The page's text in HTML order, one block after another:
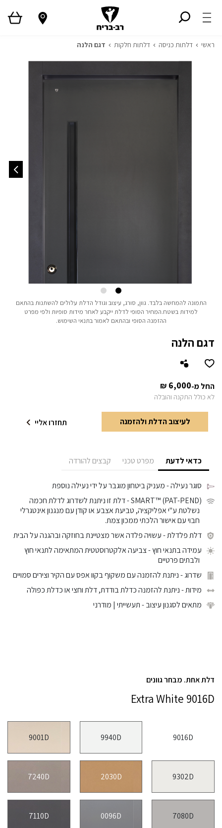
ראשי דלתות כניסה דלתות חלקות דגם הלנה
דגם הלנה
החל מ- ₪ 6,000
לא כולל התקנה והובלה
לעיצוב הדלת ולהזמנה תחזרו אליי
כדאי לדעת מפרט טכני קבצים להורדה
סוגר נעילה- מעניק ביטחון מוגבר על ידי נעילה נוספת
SMART™ (PAT-PEND)- דלת זו ניתנת לשדרוג לדלת חכמה
נשלטת ע"י אפליקציה, טביעת אצבע או קודן עם מנגנון אינטגרלי
חבוי עם אישור הלכתי ממכון צמת.
דלת פלדלת- עשויה פלדה אשר מצטיינת בחוזקה ובהגנה על הבית
עמידה בתנאי חוץ- צביעה אלקטרוסטטית המתאימה לתנאי חוץ
ולבתים פרטיים
שדרוג- ניתנת להזמנה עם משקוף בקוו אפס עם הקיר וצירים סמויים
מידות- ניתנת להזמנה כדלת בודדת, דלת וחצי או כדלת כפולה
מתאים לסגנון עיצוב- תעשייתי | מודרני
התמונה להמחשה בלבד.גוון, סורג, עיצוב וגודל הדלת עלולים להשתנות בהתאם
למידות בשטח.המחיר הסופי לדלת ייקבע לאחר מידות סופיות ולפי מפרט
ההזמנה הסופי ובהתאם לאמור בתנאי השימוש.
9016D
9940D
9001D
9302D
2030D
7240D
7080D
0096D
7110D
דלת אחת. מבחר גוונים
Extra White 9016D